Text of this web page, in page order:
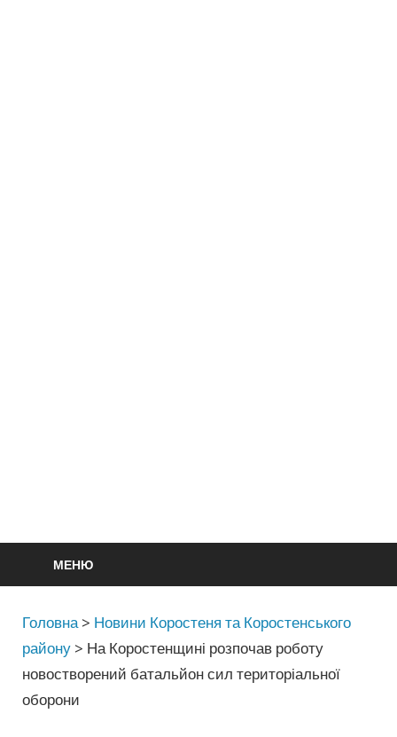
МЕНЮ
Головна > Новини Коростеня та Коростенського
району > На Коростенщині розпочав роботу
новостворений батальйон сил територіальної
оборони